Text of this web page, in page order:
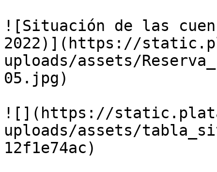
![Situación de las
2022)](https://
uploads/assets/
05.jpg)
![](https://
uploads/assets/
12f1e74ac)